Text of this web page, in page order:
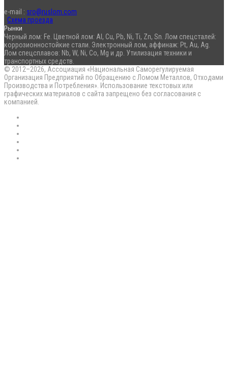
e-mail : sro@ruslom.com
Схема проезда
Рынки
Черный лом: Fe. Цветной лом: Al, Cu, Pb, Ni, Ti, Zn, Sn. Лом спецсталей:
коррозионностойкие стали. Электронный лом, аффинаж: Pt, Au, Ag.
Лом спецсплавов: Nb, W, Ni, Co, Mg и др. Утилизация техники и
транспортных средств.
© 2012–2026, Ассоциация «Национальная Саморегулируемая
Организация Предприятий по Обращению с Ломом Металлов, Отходами
Производства и Потребления». Использование текстовых или
графических материалов с сайта запрещено без согласования с
компанией.